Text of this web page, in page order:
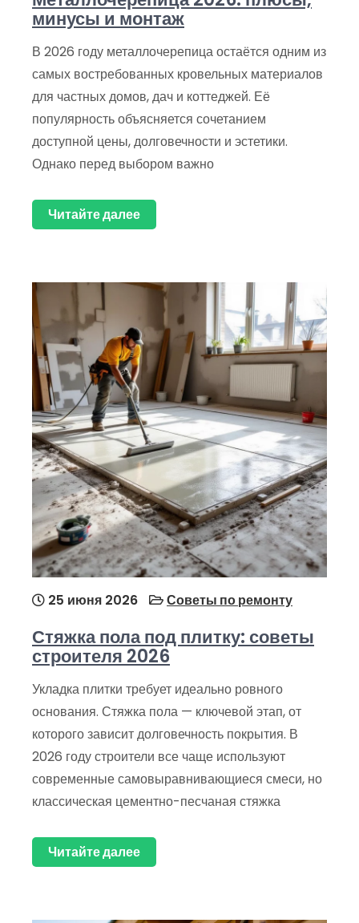
минусы и монтаж
В 2026 году металлочерепица остаётся одним из
самых востребованных кровельных материалов
для частных домов, дач и коттеджей. Её
популярность объясняется сочетанием
доступной цены, долговечности и эстетики.
Однако перед выбором важно
Читайте далее
25 июня 2026 Советы по ремонту
Стяжка пола под плитку: советы
строителя 2026
Укладка плитки требует идеально ровного
основания. Стяжка пола — ключевой этап, от
которого зависит долговечность покрытия. В
2026 году строители все чаще используют
современные самовыравнивающиеся смеси, но
классическая цементно-песчаная стяжка
Читайте далее